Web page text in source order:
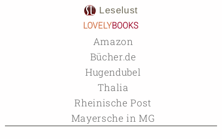
Leselust
Amazon
Bücher.de
Hugendubel
Thalia
Rheinische Post
Mayersche in MG